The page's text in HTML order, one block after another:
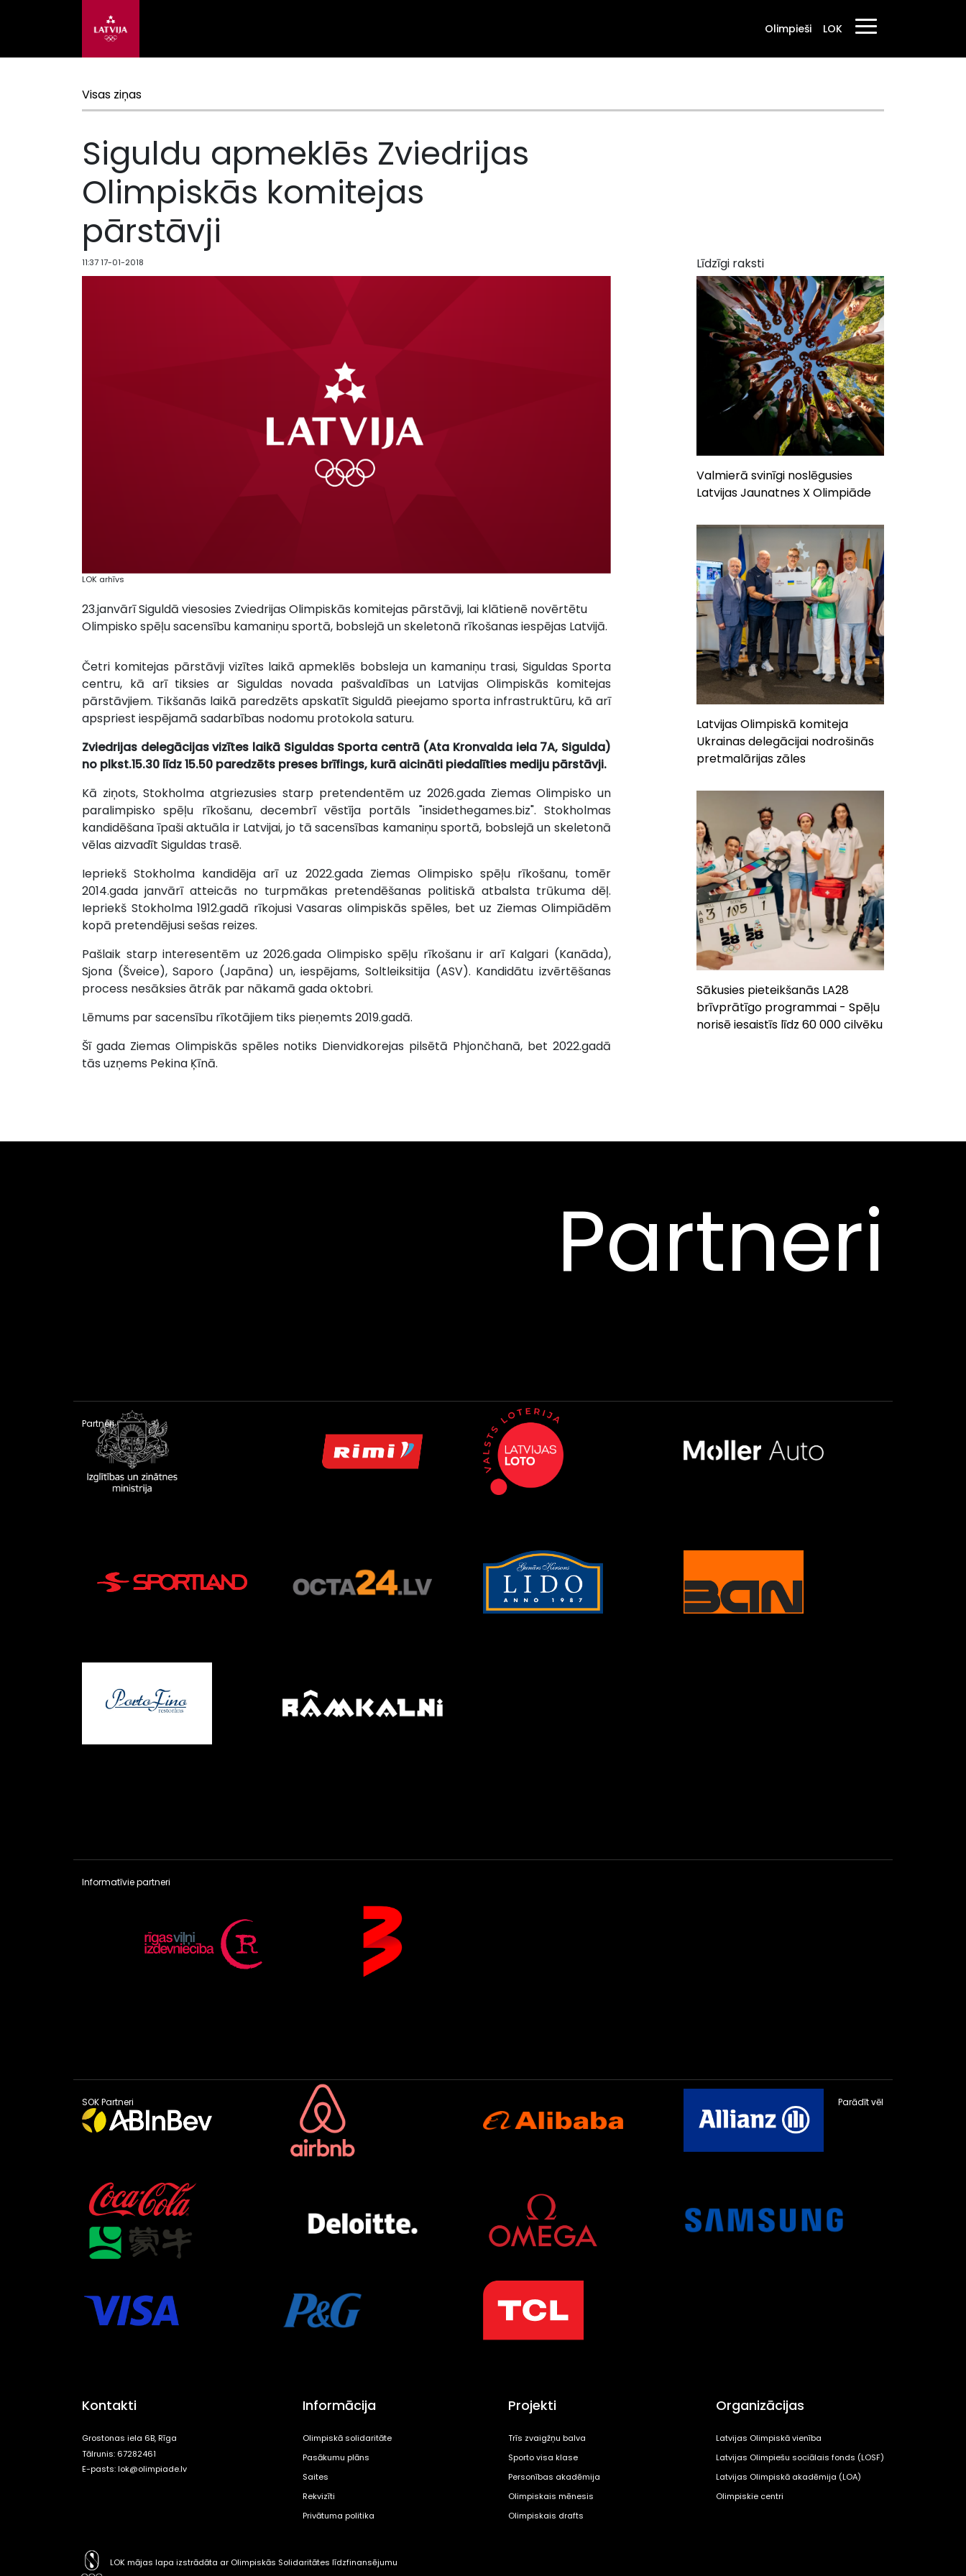
Olimpieši LOK
Visas ziņas
Siguldu apmeklēs Zviedrijas
Olimpiskās komitejas
pārstāvji
11:37 17-01-2018
LOK arhīvs
23.janvārī Siguldā viesosies Zviedrijas Olimpiskās komitejas pārstāvji, lai klātienē novērtētu
Olimpisko spēļu sacensību kamaniņu sportā, bobslejā un skeletonā rīkošanas iespējas Latvijā.
Četri komitejas pārstāvji vizītes laikā apmeklēs bobsleja un kamaniņu trasi, Siguldas Sporta
centru, kā arī tiksies ar Siguldas novada pašvaldības un Latvijas Olimpiskās komitejas
pārstāvjiem. Tikšanās laikā paredzēts apskatīt Siguldā pieejamo sporta infrastruktūru, kā arī
apspriest iespējamā sadarbības nodomu protokola saturu.
Zviedrijas delegācijas vizītes laikā Siguldas Sporta centrā (Ata Kronvalda iela 7A, Sigulda)
no plkst.15.30 līdz 15.50 paredzēts preses brīfings, kurā aicināti piedalīties mediju pārstāvji.
Kā ziņots, Stokholma atgriezusies starp pretendentēm uz 2026.gada Ziemas Olimpisko un
paralimpisko spēļu rīkošanu, decembrī vēstīja portāls "insidethegames.biz". Stokholmas
kandidēšana īpaši aktuāla ir Latvijai, jo tā sacensības kamaniņu sportā, bobslejā un skeletonā
vēlas aizvadīt Siguldas trasē.
Iepriekš Stokholma kandidēja arī uz 2022.gada Ziemas Olimpisko spēļu rīkošanu, tomēr
2014.gada janvārī atteicās no turpmākas pretendēšanas politiskā atbalsta trūkuma dēļ.
Iepriekš Stokholma 1912.gadā rīkojusi Vasaras olimpiskās spēles, bet uz Ziemas Olimpiādēm
kopā pretendējusi sešas reizes.
Pašlaik starp interesentēm uz 2026.gada Olimpisko spēļu rīkošanu ir arī Kalgari (Kanāda),
Sjona (Šveice), Saporo (Japāna) un, iespējams, Soltleiksitija (ASV). Kandidātu izvērtēšanas
process nesāksies ātrāk par nākamā gada oktobri.
Lēmums par sacensību rīkotājiem tiks pieņemts 2019.gadā.
Šī gada Ziemas Olimpiskās spēles notiks Dienvidkorejas pilsētā Phjončhanā, bet 2022.gadā
tās uzņems Pekina Ķīnā.
Līdzīgi raksti
Valmierā svinīgi noslēgusies
Latvijas Jaunatnes X Olimpiāde
Latvijas Olimpiskā komiteja
Ukrainas delegācijai nodrošinās
pretmalārijas zāles
Sākusies pieteikšanās LA28
brīvprātīgo programmai - Spēļu
norisē iesaistīs līdz 60 000 cilvēku
Partneri
Partneri
Informatīvie partneri
SOK Partneri Parādīt vēl
Kontakti
Grostonas iela 6B, Rīga
Tālrunis: 67282461
E-pasts:lok@olimpiade.lv
Informācija
Olimpiskā solidaritāte
Pasākumu plāns
Saites
Rekvizīti
Privātuma politika
Projekti
Trīs zvaigžņu balva
Sporto visa klase
Personības akadēmija
Olimpiskais mēnesis
Olimpiskais drafts
Organizācijas
Latvijas Olimpiskā vienība
Latvijas Olimpiešu sociālais fonds (LOSF)
Latvijas Olimpiskā akadēmija (LOA)
Olimpiskie centri
LOK mājas lapa izstrādāta ar Olimpiskās Solidaritātes līdzfinansējumu